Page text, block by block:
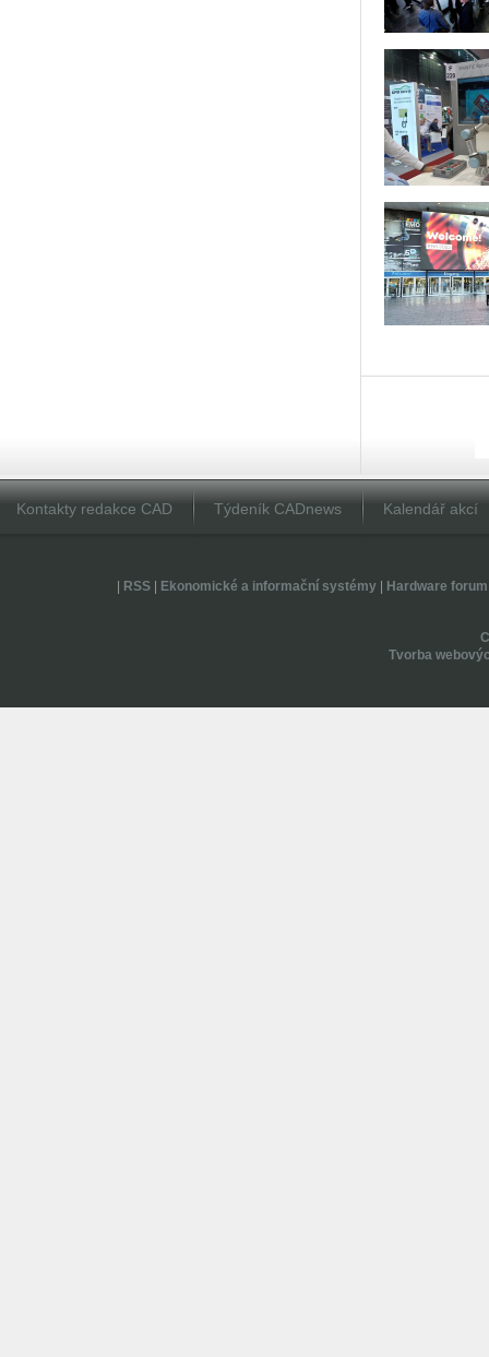
Kontakty redakce CAD Týdeník CADnews Kalendář akcí
RSS| Ekonomické a informační systémy| Hardware forum
Tvorba